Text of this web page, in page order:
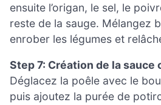
ensuite l’origan, le sel, le
reste de la sauge. Mélangez
enrober les légumes et
Step 7: Création de la sauce
Déglacez la poêle avec le
puis ajoutez la purée de